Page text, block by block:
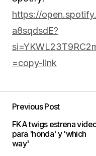
https://
a8sqdsdE?
=copy-link
Previous Post
FKA twigs estrena
para 'honda' y 'which
way'